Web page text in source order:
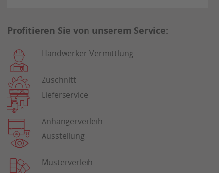
Profitieren Sie von unserem Service:
Handwerker-Vermittlung
Zuschnitt
Lieferservice
Anhängerverleih
Ausstellung
Musterverleih